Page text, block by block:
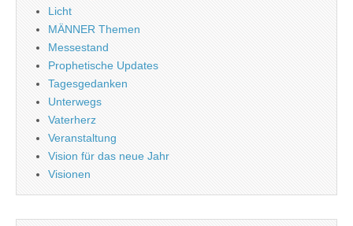
Licht
MÄNNER Themen
Messestand
Prophetische Updates
Tagesgedanken
Unterwegs
Vaterherz
Veranstaltung
Vision für das neue Jahr
Visionen